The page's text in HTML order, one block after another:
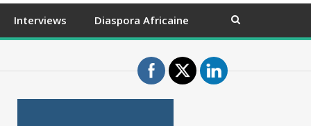
Interviews Diaspora Africaine